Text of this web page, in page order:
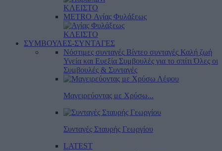
ΚΛΕΙΣΤΟ
METRO Αγίας Φυλάξεως
ΚΛΕΙΣΤΟ
ΣΥΜΒΟΥΛΕΣ-ΣΥΝΤΑΓΕΣ
Νόστιμες συνταγές Βίντεο συνταγές Καλή ζωή
Υγεία και Ευεξία Συμβουλές για το σπίτι Όλες οι
Συμβουλές & Συνταγές
Μαγειρεύοντας με Χρύσω...
Συνταγές Σταυρής Γεωργίου
LATEST